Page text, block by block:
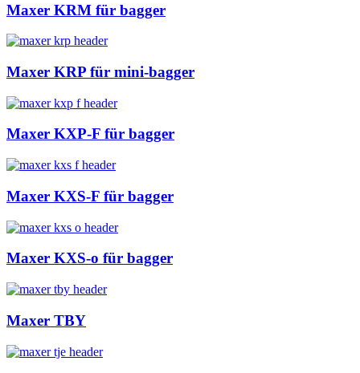
Maxer KRM für bagger
Maxer KRP für mini-bagger
Maxer KXP-F für bagger
Maxer KXS-F für bagger
Maxer KXS-o für bagger
Maxer TBY